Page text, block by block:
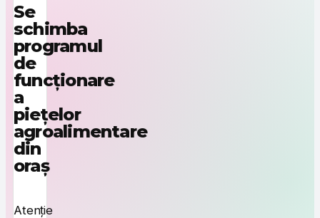
Se
schimba
programul
de
funcționare
a
piețelor
agroalimentare
din
oraș
Atenție